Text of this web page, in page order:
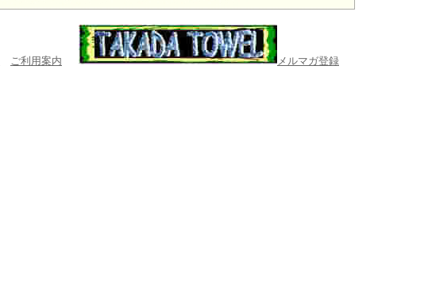
ご利用案内 メルマガ登録